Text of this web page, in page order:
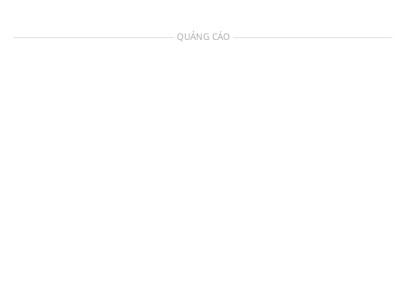
QUẢNG CÁO